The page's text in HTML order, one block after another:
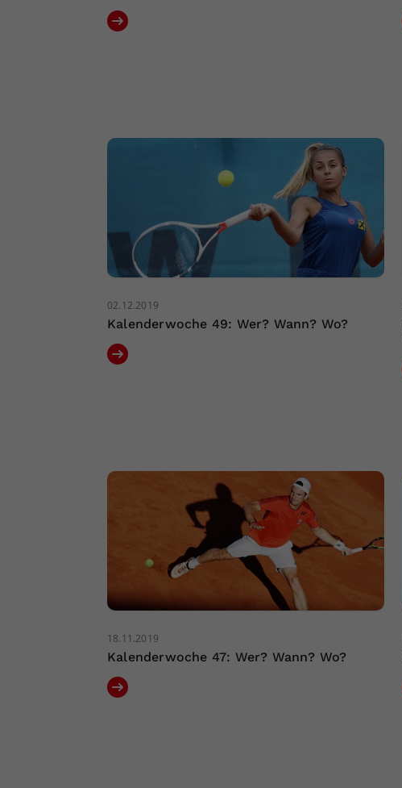
02.12.2019
Kalenderwoche 49: Wer? Wann? Wo?
18.11.2019
Kalenderwoche 47: Wer? Wann? Wo?